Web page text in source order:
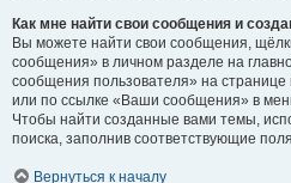
Как мне найти свои сообщения и
Вы можете найти свои сообщения,
сообщения» в личном разделе на
сообщения пользователя» на
или по ссылке «Ваши сообщения» в
Чтобы найти созданные вами темы,
поиска, заполнив соответствующие
Вернуться к началу